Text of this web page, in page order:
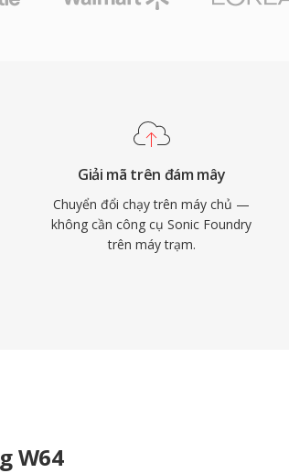
Giải mã trên đám mây
Chuyển đổi chạy trên máy chủ —
không cần công cụ Sonic Foundry
trên máy trạm.
W64